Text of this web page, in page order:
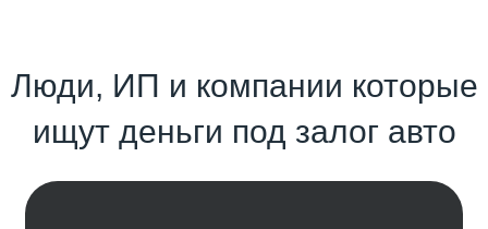
Люди, ИП и компании которые
ищут деньги под залог авто